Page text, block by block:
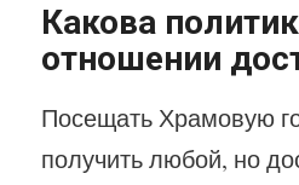
Какова
отношении
Посещать Храмовую
получить любой, но